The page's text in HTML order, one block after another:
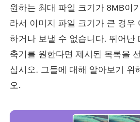
원하는 최대 파일 크기가 8MB이
라서 이미지 파일 크기가 큰 경우
하거나 보낼 수 없습니다. 뛰어난
축기를 원한다면 제시된 목록을
십시오. 그들에 대해 알아보기 위
오.